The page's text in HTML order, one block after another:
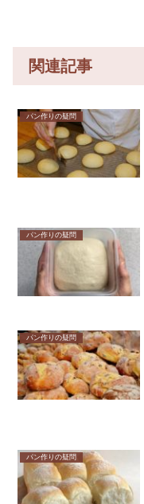
関連記事
パン作りの疑問
パン作りの疑問
パン作りの疑問
パン作りの疑問